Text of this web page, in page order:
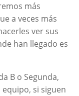
más
a veces más
ver sus
han llegado es
B o Segunda,
si siguen